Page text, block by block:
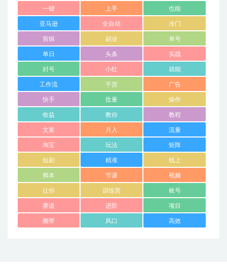
一键 上手 也能
亚马逊 全自动 冷门
剪辑 副业 单号
单日 头条 实战
封号 小红 就能
工作流 干货 广告
快手 批量 操作
收益 教你 教程
文案 月入 流量
淘宝 玩法 矩阵
短剧 精准 线上
脚本 节课 视频
让你 训练营 账号
赛道 进阶 项目
频带 风口 高效